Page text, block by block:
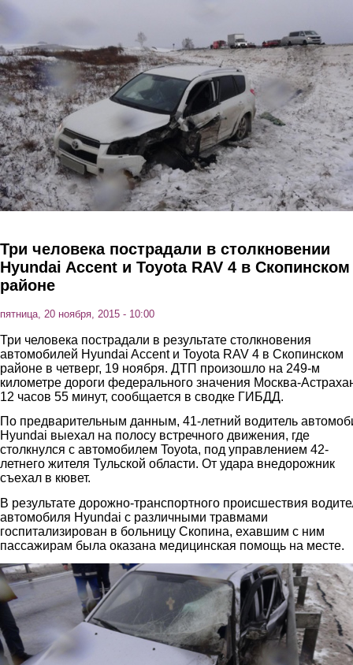
Три человека пострадали в столкновении
Hyundai Accent и Toyota RAV 4 в Скопинском
районе
пятница, 20 ноября, 2015 - 10:00
Три человека пострадали в результате столкновения
автомобилей Hyundai Accent и Toyota RAV 4 в Скопинском
районе в четверг, 19 ноября. ДТП произошло на 249-м
километре дороги федерального значения Москва-
12 часов 55 минут, сообщается в сводке ГИБДД.
По предварительным данным, 41-летний водитель
Hyundai выехал на полосу встречного движения, где
столкнулся с автомобилем Toyota, под управлением 42-
летнего жителя Тульской области. От удара внедорожник
съехал в кювет.
В результате дорожно-транспортного происшествия
автомобиля Hyundai с различными травмами
госпитализирован в больницу Скопина, ехавшим с ним
пассажирам была оказана медицинская помощь на месте.
2.jpg